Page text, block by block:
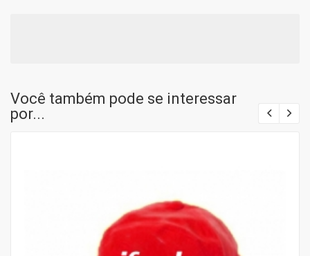
Você também pode se interessar
por...